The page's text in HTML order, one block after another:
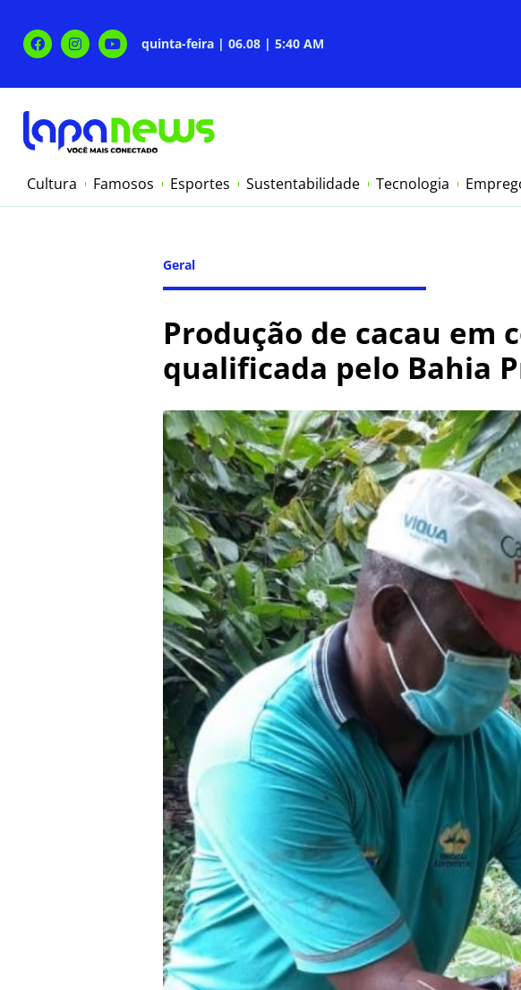
quinta-feira | 06.08 | 5:40 AM
Cultura Famosos Esportes Sustentabilidade Tecnologia
Geral
Produção de cacau em
qualificada pelo Bahia